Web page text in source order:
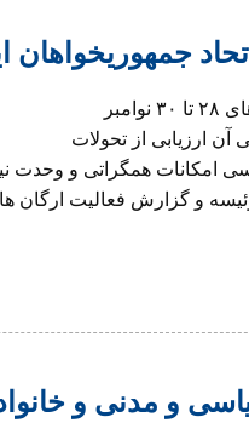
جمهوریخواهان
همایش ششم اتحاد جمهوریخواهان ایران طی روزهای ۲۸ تا ۳۰ نوامبر
آن ارزیابی از تحولات
همگراتی و وحدت
و گزارش فعالیت ارگان ها
و مدنی و